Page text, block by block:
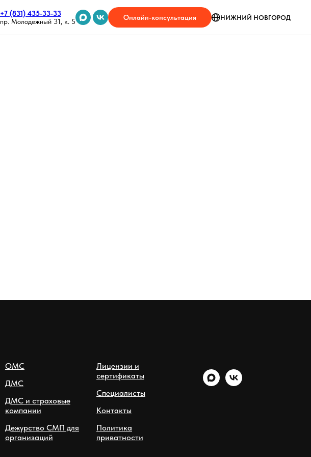
+7 (831) 435-33-33
пр. Молодежный 31, к. 5
Онлайн-консультация НИЖНИЙ НОВГОРОД
ОМС
ДМС
ДМС и страховые
компании
Дежурство СМП для
организаций
Лицензии и
сертификаты
Специалисты
Контакты
Политика
приватности